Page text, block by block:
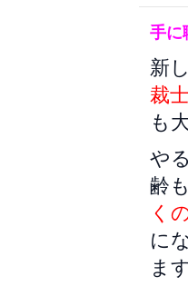
手に
新
裁
も
や
齢
く
に
ま